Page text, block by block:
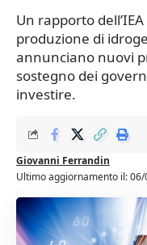
Un rapporto
produzione di
annunciano nuovi
sostegno dei
investire.
Ultimo aggiornamento il:
Giovanni Ferrandin